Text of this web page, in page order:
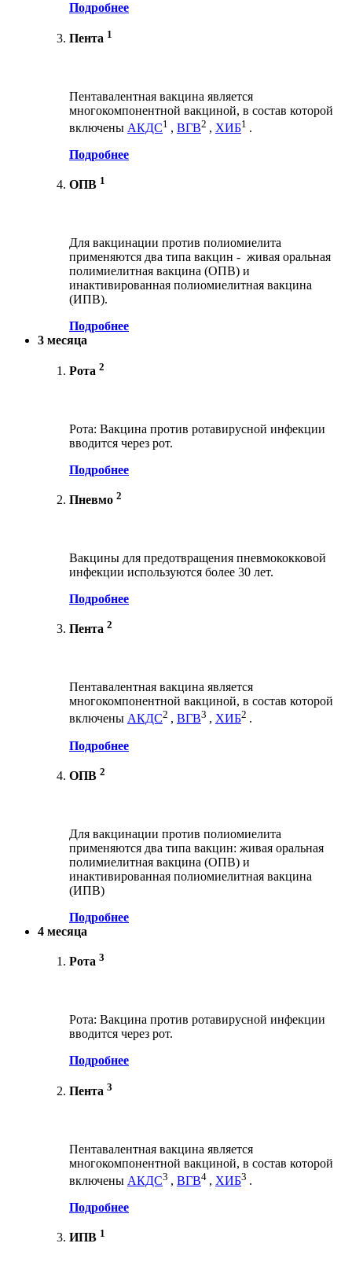
Подробнее
Пента 1
Пентавалентная вакцина является
многокомпонентной вакциной, в состав которой
включены АКДС1 , ВГВ2 , ХИБ1 .
Подробнее
ОПВ 1
Для вакцинации против полиомиелита
применяются два типа вакцин - живая оральная
полимиелитная вакцина (ОПВ) и
инактивированная полиомиелитная вакцина
(ИПВ).
Подробнее
3 месяца
Рота 2
Рота: Вакцина против ротавирусной инфекции
вводится через рот.
Подробнее
Пневмо 2
Вакцины для предотвращения пневмококковой
инфекции используются более 30 лет.
Подробнее
Пента 2
Пентавалентная вакцина является
многокомпонентной вакциной, в состав которой
включены АКДС2 , ВГВ3 , ХИБ2 .
Подробнее
ОПВ 2
Для вакцинации против полиомиелита
применяются два типа вакцин: живая оральная
полимиелитная вакцина (ОПВ) и
инактивированная полиомиелитная вакцина
(ИПВ)
Подробнее
4 месяца
Рота 3
Рота: Вакцина против ротавирусной инфекции
вводится через рот.
Подробнее
Пента 3
Пентавалентная вакцина является
многокомпонентной вакциной, в состав которой
включены АКДС3 , ВГВ4 , ХИБ3 .
Подробнее
ИПВ 1